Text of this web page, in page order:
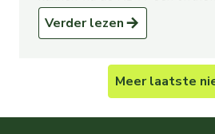
Verder lezen
Meerlaatste